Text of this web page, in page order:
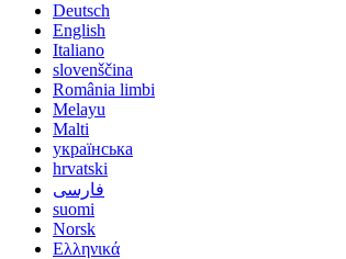
Deutsch
English
Italiano
slovenščina
România limbi
Melayu
Malti
українська
hrvatski
فارسی
suomi
Norsk
Ελληνικά